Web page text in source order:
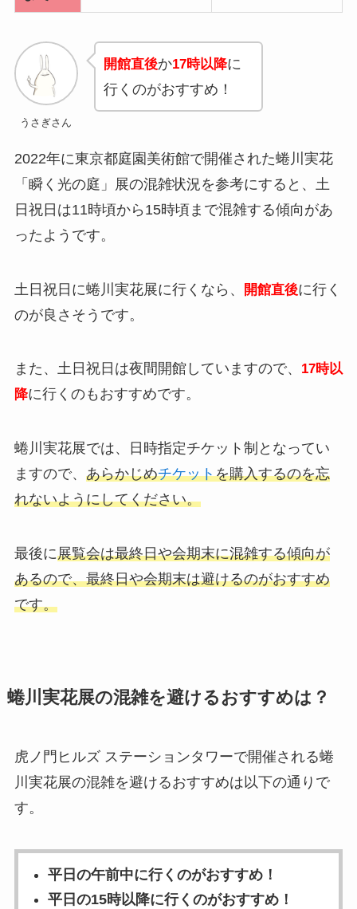
うさぎさん
開館直後か17時以降に
行くのがおすすめ！
2022年に東京都庭園美術館で開催された蜷川実花
「瞬く光の庭」展の混雑状況を参考にすると、土
日祝日は11時頃から15時頃まで混雑する傾向があ
ったようです。
土日祝日に蜷川実花展に行くなら、 開館直後に行く
のが良さそうです。
また、土日祝日は夜間開館していますので、 17時以
降に行くのもおすすめです。
蜷川実花展では、日時指定チケット制となってい
ますので、 あらかじめチケットを購入するのを忘
れないようにしてください。
最後に展覧会は最終日や会期末に混雑する傾向が
あるので、最終日や会期末は避けるのがおすすめ
です。
蜷川実花展の混雑を避けるおすすめは？
虎ノ門ヒルズ ステーションタワーで開催される蜷
川実花展の混雑を避けるおすすめは以下の通りで
す。
平日の午前中に行くのがおすすめ！
平日の15時以降に行くのがおすすめ！